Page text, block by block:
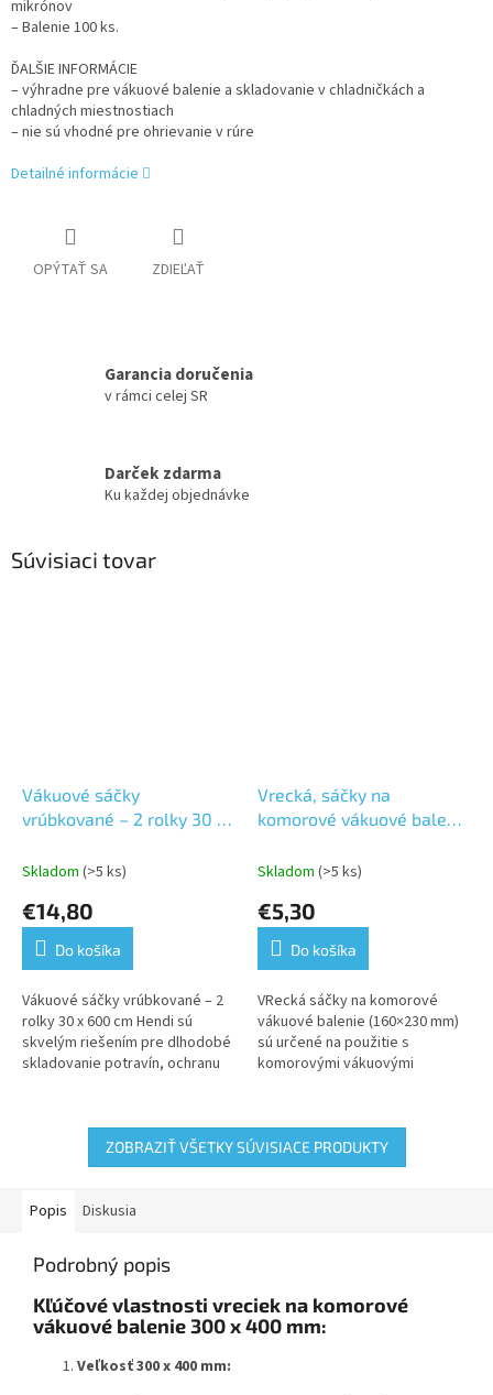
mikrónov
– Balenie 100 ks.
ĎALŠIE INFORMÁCIE
– výhradne pre vákuové balenie a skladovanie v chladničkách a
chladných miestnostiach
– nie sú vhodné pre ohrievanie v rúre
Detailné informácie
OPÝTAŤ SA ZDIEĽAŤ
Garancia doručenia
v rámci celej SR
Darček zdarma
Ku každej objednávke
Súvisiaci tovar
Vákuové sáčky
vrúbkované – 2 rolky 30 x
Skladom (>5 ks)
€14,80
Do košíka
Vákuové sáčky vrúbkované – 2
rolky 30 x 600 cm Hendi sú
skvelým riešením pre dlhodobé
skladovanie potravín, ochranu
Vrecká, sáčky na
komorové vákuové balenie
Skladom (>5 ks)
€5,30
Do košíka
VRecká sáčky na komorové
vákuové balenie (160×230 mm)
sú určené na použitie s
komorovými vákuovými
sa vytvára ideálne...
ZOBRAZIŤ VŠETKY SÚVISIACE PRODUKTY
Popis Diskusia
Podrobný popis
Kľúčové vlastnosti vreciek na komorové
vákuové balenie 300 x 400 mm:
Veľkosť 300 x 400 mm: